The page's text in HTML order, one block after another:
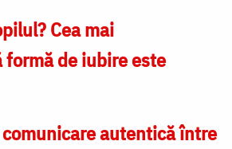
Cea mai
formă de iubire este
autentică între